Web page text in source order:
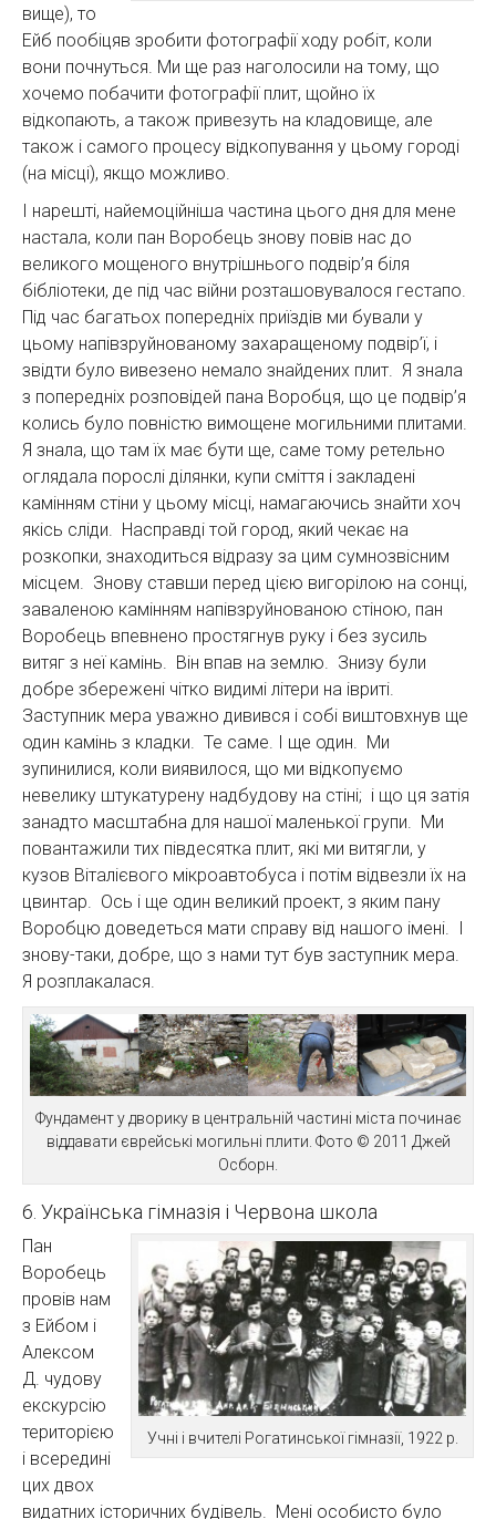
вище), то
Ейб пообіцяв зробити фотографії ходу робіт, коли
вони почнуться. Ми ще раз наголосили на тому, що
хочемо побачити фотографії плит, щойно їх
відкопають, а також привезуть на кладовище, але
також і самого процесу відкопування у цьому городі
(на місці), якщо можливо.
І нарешті, найемоційніша частина цього дня для мене
настала, коли пан Воробець знову повів нас до
великого мощеного внутрішнього подвір’я біля
бібліотеки, де під час війни розташовувалося гестапо.
Під час багатьох попередніх приїздів ми бували у
цьому напівзруйнованому захаращеному подвір’ї, і
звідти було вивезено немало знайдених плит. Я знала
з попередніх розповідей пана Воробця, що це подвір’я
колись було повністю вимощене могильними плитами.
Я знала, що там їх має бути ще, саме тому ретельно
оглядала порослі ділянки, купи сміття і закладені
камінням стіни у цьому місці, намагаючись знайти хоч
якісь сліди. Насправді той город, який чекає на
розкопки, знаходиться відразу за цим сумнозвісним
місцем. Знову ставши перед цією вигорілою на сонці,
заваленою камінням напівзруйнованою стіною, пан
Воробець впевнено простягнув руку і без зусиль
витяг з неї камінь. Він впав на землю. Знизу були
добре збережені чітко видимі літери на івриті.
Заступник мера уважно дивився і собі виштовхнув ще
один камінь з кладки. Те саме. І ще один. Ми
зупинилися, коли виявилося, що ми відкопуємо
невелику штукатурену надбудову на стіні; і що ця затія
занадто масштабна для нашої маленької групи. Ми
повантажили тих півдесятка плит, які ми витягли, у
кузов Віталієвого мікроавтобуса і потім відвезли їх на
цвинтар. Ось і ще один великий проект, з яким пану
Воробцю доведеться мати справу від нашого імені. І
знову-таки, добре, що з нами тут був заступник мера.
Я розплакалася.
Фундамент у дворику в центральній частині міста починає
віддавати єврейські могильні плити. Фото © 2011 Джей
Осборн.
6. Українська гімназія і Червона школа
Учні і вчителі Рогатинської гімназії, 1922 р.
Пан
Воробець
провів нам
з Ейбом і
Алексом
Д. чудову
екскурсію
територією
і всередині
цих двох
видатних історичних будівель. Мені особисто було